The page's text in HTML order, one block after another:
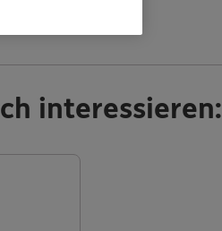
interessieren: